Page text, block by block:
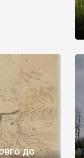
до